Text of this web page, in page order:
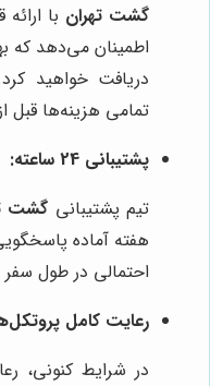
گشت تهران با
اطمینان می‌دهد که
دریافت خواهید
تمامی هزینه‌ها قبل
پشتیبانی 24 ساعته:
تیم پشتیبانی گشت
هفته آماده
احتمالی در طول
رعایت کامل
در شرایط کنونی،